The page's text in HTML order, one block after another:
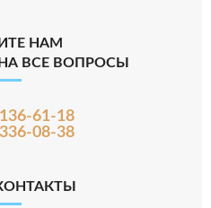
НАМ
ВСЕ ВОПРОСЫ
61-18
08-38